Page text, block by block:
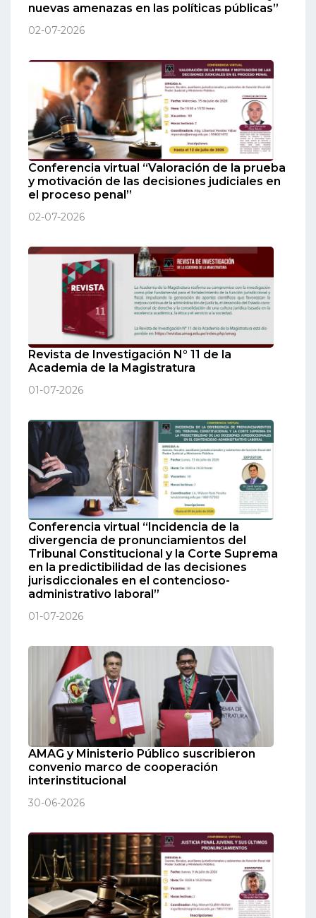
nuevas amenazas en las políticas públicas”
02-07-2026
Conferencia virtual “Valoración de la prueba
y motivación de las decisiones judiciales en
el proceso penal”
02-07-2026
Revista de Investigación N° 11 de la
Academia de la Magistratura
01-07-2026
Conferencia virtual “Incidencia de la
divergencia de pronunciamientos del
Tribunal Constitucional y la Corte Suprema
en la predictibilidad de las decisiones
jurisdiccionales en el contencioso-
administrativo laboral”
01-07-2026
AMAG y Ministerio Público suscribieron
convenio marco de cooperación
interinstitucional
30-06-2026